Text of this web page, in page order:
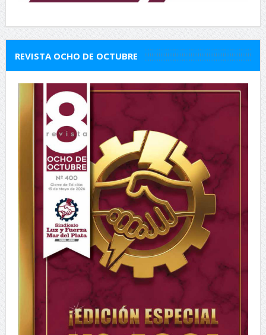
REVISTA OCHO DE OCTUBRE